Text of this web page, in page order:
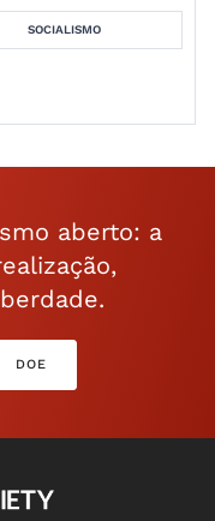
SOCIALISMO
aberto: a
DOE